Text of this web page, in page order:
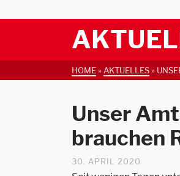
HOME» AKTUELLES»
Unser
brauchen
30. APRIL 2020